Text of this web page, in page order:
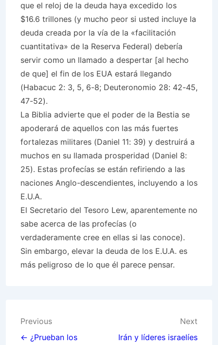
que el reloj de la deuda haya excedido los
$16.6 trillones (y mucho peor si usted incluye la
deuda creada por la vía de la «facilitación
cuantitativa» de la Reserva Federal) debería
servir como un llamado a despertar [al hecho
de que] el fin de los EUA estará llegando
(Habacuc 2: 3, 5, 6-8; Deuteronomio 28: 42-45,
47-52).
La Biblia advierte que el poder de la Bestia se
apoderará de aquellos con las más fuertes
fortalezas militares (Daniel 11: 39) y destruirá a
muchos en su llamada prosperidad (Daniel 8:
25). Estas profecías se están refiriendo a las
naciones Anglo-descendientes, incluyendo a los
E.U.A.
El Secretario del Tesoro Lew, aparentemente no
sabe acerca de las profecías (o
verdaderamente cree en ellas si las conoce).
Sin embargo, elevar la deuda de los E.U.A. es
más peligroso de lo que él parece pensar.
Post
navigation
Previous
← ¿Prueban los
Next
Irán y líderes israelíes